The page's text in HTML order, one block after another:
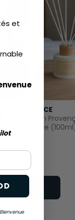
LUTÈCE
Jardin
& Figue
€
et